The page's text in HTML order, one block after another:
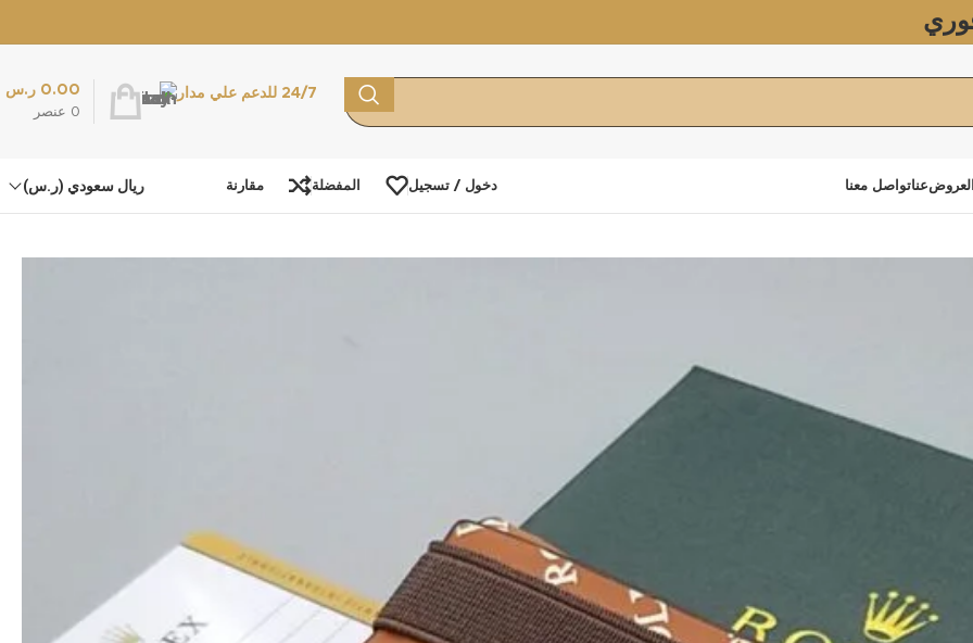
24/7 للدعم علي مدار
0 عنصر
0.00 ر.س
عناتواصل معنا دخول / تسجيل المفضلة مقارنة ريال سعودي (ر.س)